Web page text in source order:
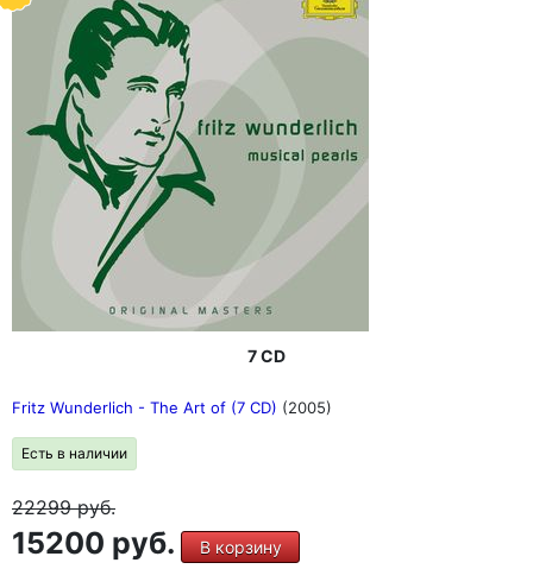
7 CD
Fritz Wunderlich - The Art of (7 CD) (2005)
Есть в наличии
22299руб.
15200 руб. В корзину